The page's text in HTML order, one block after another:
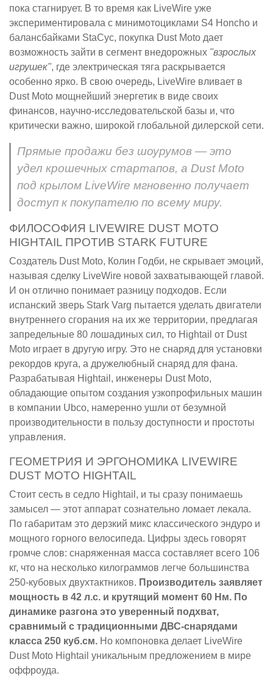
пока стагнирует. В то время как LiveWire уже
экспериментировала с минимотоциклами S4 Honcho и
балансбайками StaCyc, покупка Dust Moto дает
возможность зайти в сегмент внедорожных "взрослых
игрушек", где электрическая тяга раскрывается
особенно ярко. В свою очередь, LiveWire вливает в
Dust Moto мощнейший энергетик в виде своих
финансов, научно-исследовательской базы и, что
критически важно, широкой глобальной дилерской сети.
Прямые продажи без шоурумов — это
удел крошечных стартапов, а Dust Moto
под крылом LiveWire мгновенно получает
доступ к покупателю по всему миру.
ФИЛОСОФИЯ LIVEWIRE DUST MOTO
HIGHTAIL ПРОТИВ STARK FUTURE
Создатель Dust Moto, Колин Годби, не скрывает эмоций,
называя сделку LiveWire новой захватывающей главой.
И он отлично понимает разницу подходов. Если
испанский зверь Stark Varg пытается уделать двигатели
внутреннего сгорания на их же территории, предлагая
запредельные 80 лошадиных сил, то Hightail от Dust
Moto играет в другую игру. Это не снаряд для установки
рекордов круга, а дружелюбный снаряд для фана.
Разрабатывая Hightail, инженеры Dust Moto,
обладающие опытом создания узкопрофильных машин
в компании Ubco, намеренно ушли от безумной
производительности в пользу доступности и простоты
управления.
ГЕОМЕТРИЯ И ЭРГОНОМИКА LIVEWIRE
DUST MOTO HIGHTAIL
Стоит сесть в седло Hightail, и ты сразу понимаешь
замысел — этот аппарат сознательно ломает лекала.
По габаритам это дерзкий микс классического эндуро и
мощного горного велосипеда. Цифры здесь говорят
громче слов: снаряженная масса составляет всего 106
кг, что на несколько килограммов легче большинства
250-кубовых двухтактников. Производитель заявляет
мощность в 42 л.с. и крутящий момент 60 Нм. По
динамике разгона это уверенный подхват,
сравнимый с традиционными ДВС-снарядами
класса 250 куб.см. Но компоновка делает LiveWire
Dust Moto Hightail уникальным предложением в мире
оффроуда.